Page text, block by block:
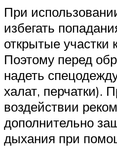
При
избегать
открытые участки
Поэтому перед
надеть
халат, перчатки).
воздействии
дополнительно
дыхания при